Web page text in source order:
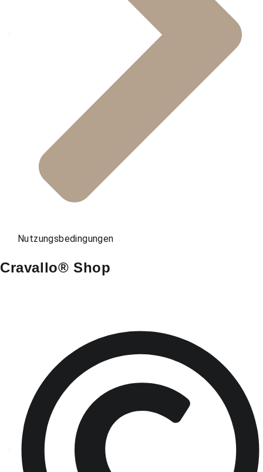
Nutzungsbedingungen
Cravallo® Shop